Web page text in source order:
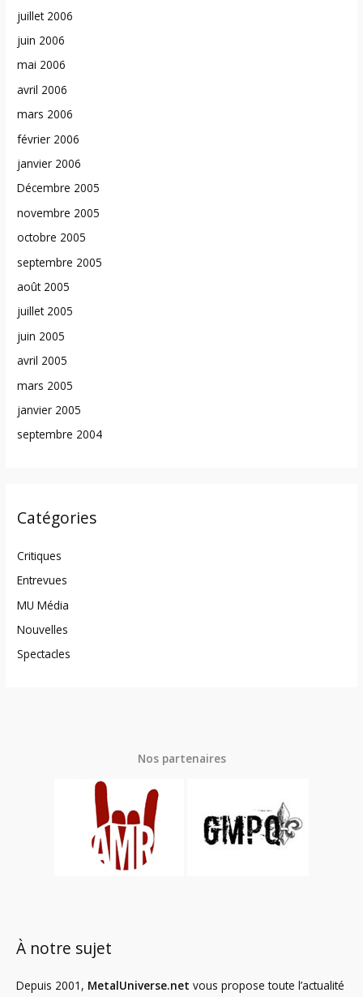
juillet 2006
juin 2006
mai 2006
avril 2006
mars 2006
février 2006
janvier 2006
Décembre 2005
novembre 2005
octobre 2005
septembre 2005
août 2005
juillet 2005
juin 2005
avril 2005
mars 2005
janvier 2005
septembre 2004
Catégories
Critiques
Entrevues
MU Média
Nouvelles
Spectacles
Nos partenaires
À notre sujet
Depuis 2001, MetalUniverse.net vous propose toute l’actualité